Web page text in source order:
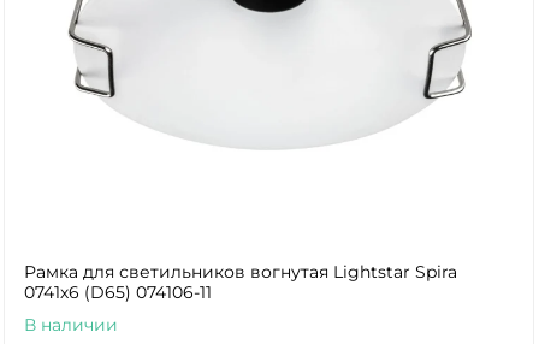
Рамка для светильников вогнутая Lightstar Spira
0741х6 (D65) 074106-11
В наличии